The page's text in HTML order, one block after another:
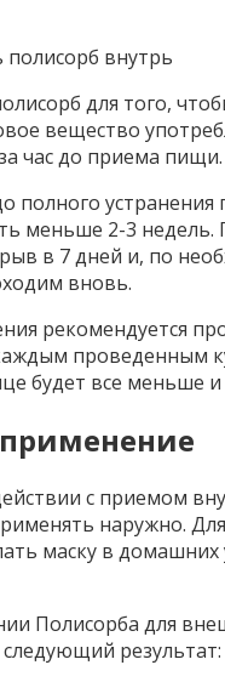
для того,
вещество
час до приема пищи.
полного
меньше 2-3 недель.
в 7 дней и, по
вновь.
рекомендуется
проведенным
будет все меньше
с приемом
наружно.
маску в домашних
Полисорба для
результат: